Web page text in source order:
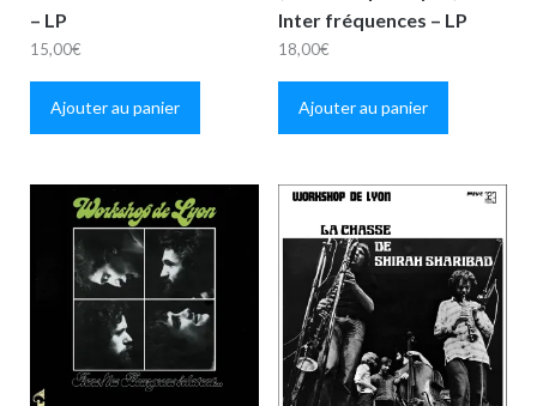
– LP
15,00€
Ajouter au panier
Inter fréquences – LP
18,00€
Ajouter au panier